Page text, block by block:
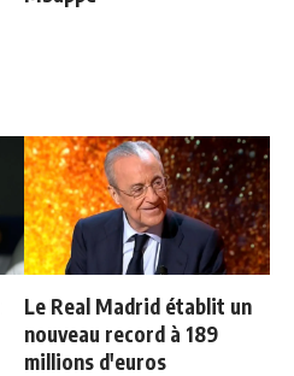
Le Real Madrid établit un
nouveau record à 189
millions d'euros